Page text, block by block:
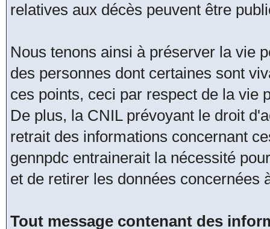
relatives aux décès peuvent être
Nous tenons ainsi à préserver la vie
des personnes dont certaines sont
ces points, ceci par respect de la vie
De plus, la CNIL prévoyant le droit
retrait des informations concernant
gennpdc entrainerait la nécessité
et de retirer les données concernées
Tout message contenant des